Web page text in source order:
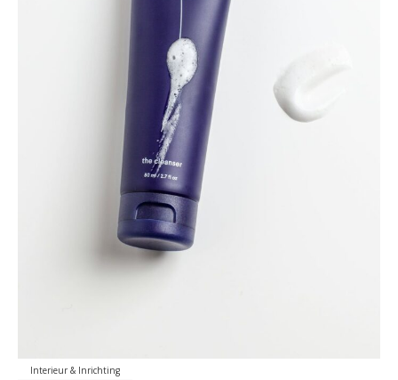
Interieur & Inrichting